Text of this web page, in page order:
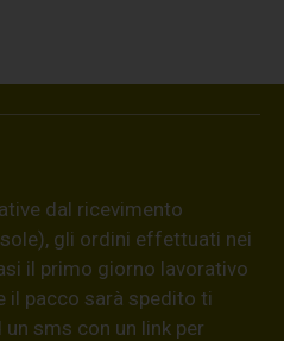
dal ricevimento
gli ordini effettuati nei
il primo giorno lavorativo
il pacco sarà spedito ti
sms con un link per